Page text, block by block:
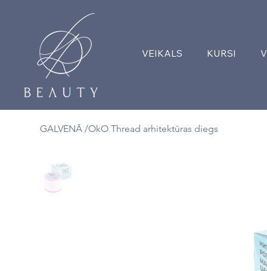
VEIKALS KURSI
GALVENĀ /OkO Thread arhitektūras diegs